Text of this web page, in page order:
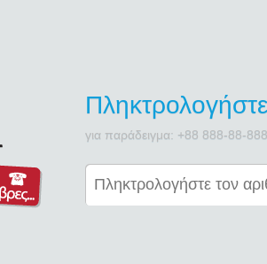
για παράδειγμα: +88 888-88-